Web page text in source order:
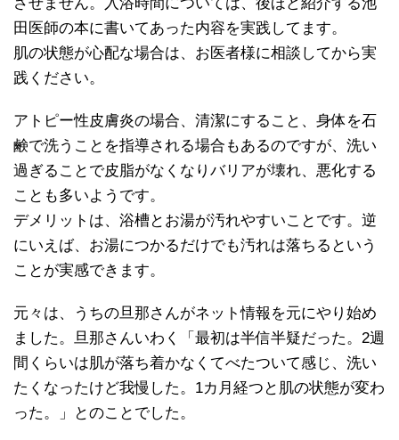
田医師の本に書いてあった内容を実践してます。
肌の状態が心配な場合は、お医者様に相談してから実
践ください。
アトピー性皮膚炎の場合、清潔にすること、身体を石
鹸で洗うことを指導される場合もあるのですが、洗い
過ぎることで皮脂がなくなりバリアが壊れ、悪化する
ことも多いようです。
デメリットは、浴槽とお湯が汚れやすいことです。逆
にいえば、お湯につかるだけでも汚れは落ちるという
ことが実感できます。
元々は、うちの旦那さんがネット情報を元にやり始め
ました。旦那さんいわく「最初は半信半疑だった。2週
間くらいは肌が落ち着かなくてべたついて感じ、洗い
たくなったけど我慢した。1カ月経つと肌の状態が変わ
った。」とのことでした。